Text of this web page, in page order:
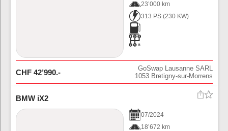
23’000 km
313 PS (230 KW)
CHF 42’990.-
GoSwap Lausanne SARL
1053 Bretigny-sur-Morrens
BMW iX2
07/2024
18’672 km